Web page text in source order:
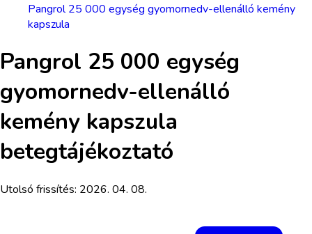
Pangrol 25 000 egység gyomornedv-ellenálló kemény
kapszula
Pangrol 25 000 egység
gyomornedv-ellenálló
kemény kapszula
betegtájékoztató
Utolsó frissítés: 2026. 04. 08.